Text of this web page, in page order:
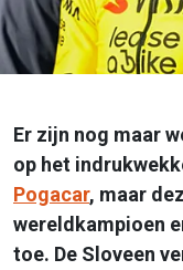
Er zijn nog maar
op het
Pogacar, maar
wereldkampioen
toe. De Sloveen